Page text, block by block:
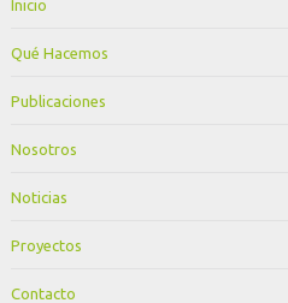
Inicio
Qué Hacemos
Publicaciones
Nosotros
Noticias
Proyectos
Contacto